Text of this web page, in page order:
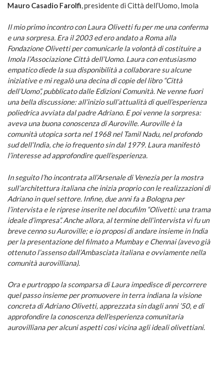
Mauro Casadio Farolfi , presidente di Città dell’Uomo, Imola
Il mio primo incontro con Laura Olivetti fu per me una conferma
e una sorpresa. Era il 2003 ed ero andato a Roma alla
Fondazione Olivetti per comunicarle la volontà di costituire a
Imola l’Associazione Città dell’Uomo. Laura con entusiasmo
empatico diede la sua disponibilità a collaborare su alcune
iniziative e mi regalò una decina di copie del libro “Città
dell’Uomo”, pubblicato dalle Edizioni Comunità. Ne venne fuori
una bella discussione: all’inizio sull’attualità di quell’esperienza
poliedrica avviata dal padre Adriano. E poi venne la sorpresa:
aveva una buona conoscenza di Auroville. Auroville è la
comunità utopica sorta nel 1968 nel Tamil Nadu, nel profondo
sud dell’India, che io frequento sin dal 1979. Laura manifestò
l’interesse ad approfondire quell’esperienza.
In seguito l’ho incontrata all’Arsenale di Venezia per la mostra
sull’architettura italiana che inizia proprio con le realizzazioni di
Adriano in quel settore. Infine, due anni fa a Bologna per
l’intervista e le riprese inserite nel docufilm “Olivetti: una trama
ideale d’impresa”. Anche allora, al termine dell’intervista vi fu un
breve cenno su Auroville; e io proposi di andare insieme in India
per la presentazione del filmato a Mumbay e Chennai (avevo già
ottenuto l’assenso dall’Ambasciata italiana e ovviamente nella
comunità aurovilliana).
Ora e purtroppo la scomparsa di Laura impedisce di percorrere
quel passo insieme per promuovere in terra indiana la visione
concreta di Adriano Olivetti, apprezzata sin dagli anni ’50, e di
approfondire la conoscenza dell’esperienza comunitaria
aurovilliana per alcuni aspetti cosi vicina agli ideali olivettiani.